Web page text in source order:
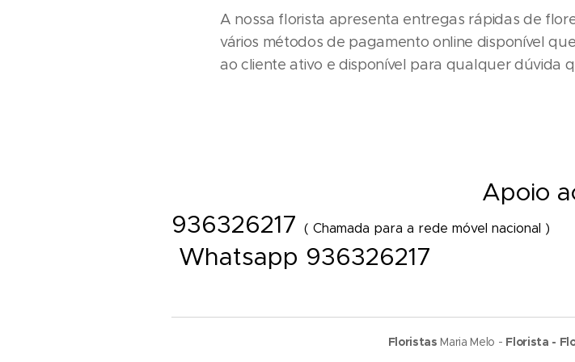
A nossa florista apresenta entregas rápidas de
vários métodos de pagamento online disponível
ao cliente ativo e disponível para qualquer dúvida
Apoio
936326217 ( Chamada para a rede móvel nacional )
Whatsapp 936326217
Floristas Maria Melo - Florista